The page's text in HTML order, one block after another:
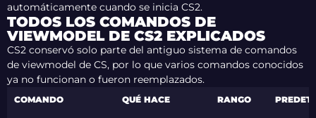
automáticamente cuando se inicia CS2.
TODOS LOS COMANDOS DE
VIEWMODEL DE CS2 EXPLICADOS
CS2 conservó solo parte del antiguo sistema de comandos
de viewmodel de CS, por lo que varios comandos conocidos
ya no funcionan o fueron reemplazados.
COMANDO QUÉ HACE RANGO